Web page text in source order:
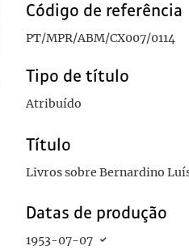
1953-07-05
1951
Código de referência
PT/MPR/ABM/CX007/0114
Tipo de título
Atribuído
Título
Livros sobre Bernardino
Datas de produção
1953-07-07